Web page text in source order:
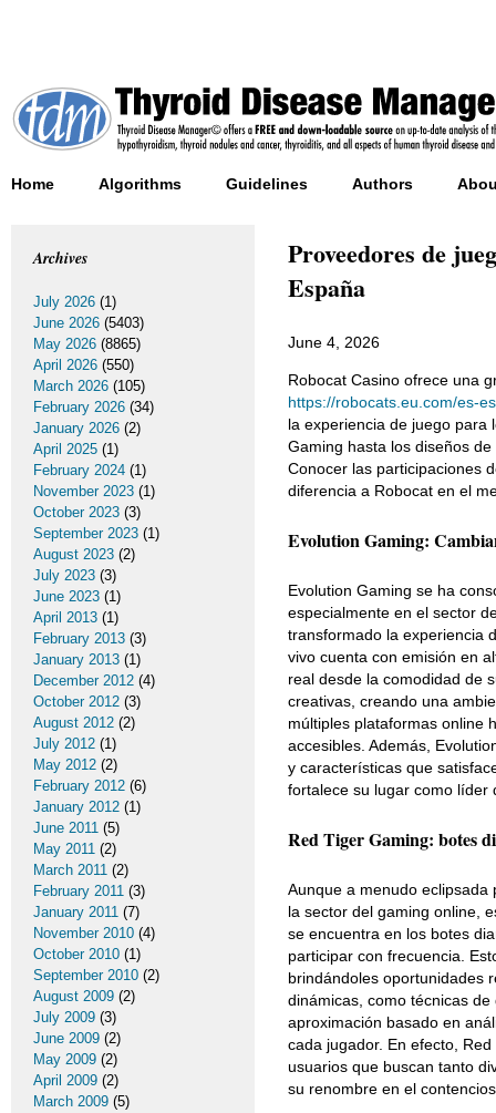
Home Algorithms Guidelines Authors
Proveedores de
España
June 4, 2026
Robocat Casino ofrece una
https://robocats.eu.com/es-es
la experiencia de juego para
Gaming hasta los diseños
Conocer las participaciones
diferencia a Robocat en el
Evolution Gaming:
Evolution Gaming se ha
especialmente en el sector
transformado la experiencia
vivo cuenta con emisión en
real desde la comodidad de
creativas, creando una
múltiples plataformas online
accesibles. Además,
y características que
fortalece su lugar como líder
Red Tiger Gaming: botes
Aunque a menudo
la sector del gaming online,
se encuentra en los botes
participar con frecuencia.
brindándoles oportunidades
dinámicas, como técnicas
aproximación basado en
cada jugador. En efecto,
usuarios que buscan tanto
su renombre en el
Archives
July 2026 (1)
June 2026 (5403)
May 2026 (8865)
April 2026 (550)
March 2026 (105)
February 2026 (34)
January 2026 (2)
April 2025 (1)
February 2024 (1)
November 2023 (1)
October 2023 (3)
September 2023 (1)
August 2023 (2)
July 2023 (3)
June 2023 (1)
April 2013 (1)
February 2013 (3)
January 2013 (1)
December 2012 (4)
October 2012 (3)
August 2012 (2)
July 2012 (1)
May 2012 (2)
February 2012 (6)
January 2012 (1)
June 2011 (5)
May 2011 (2)
March 2011 (2)
February 2011 (3)
January 2011 (7)
November 2010 (4)
October 2010 (1)
September 2010 (2)
August 2009 (2)
July 2009 (3)
June 2009 (2)
May 2009 (2)
April 2009 (2)
March 2009 (5)